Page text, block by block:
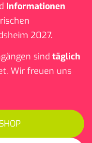
Informationen
2027.
sind täglich
Wir freuen uns